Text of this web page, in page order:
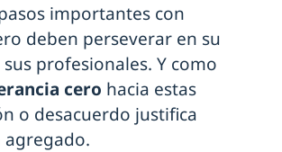
importantes con
deben perseverar en su
profesionales. Y como
cero hacia estas
o desacuerdo justifica
agregado.